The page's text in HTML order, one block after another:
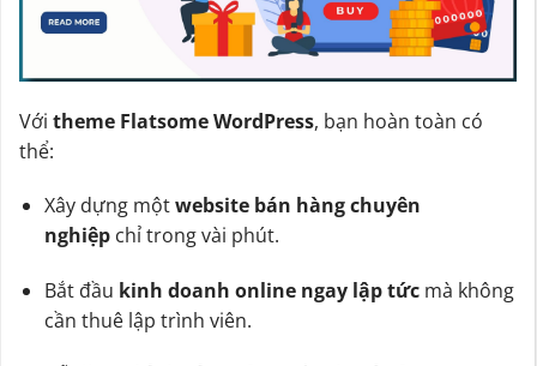
Với theme Flatsome WordPress, bạn hoàn toàn có
thể:
Xây dựng mộtwebsite bán hàng chuyên
nghiệpchỉ trong vài phút.
Bắt đầu kinh doanh online ngay lập tứcmà không
cần thuê lập trình viên.